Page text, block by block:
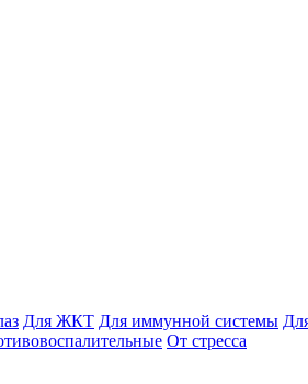
Для ЖКТ Для иммунной системы
От стресса